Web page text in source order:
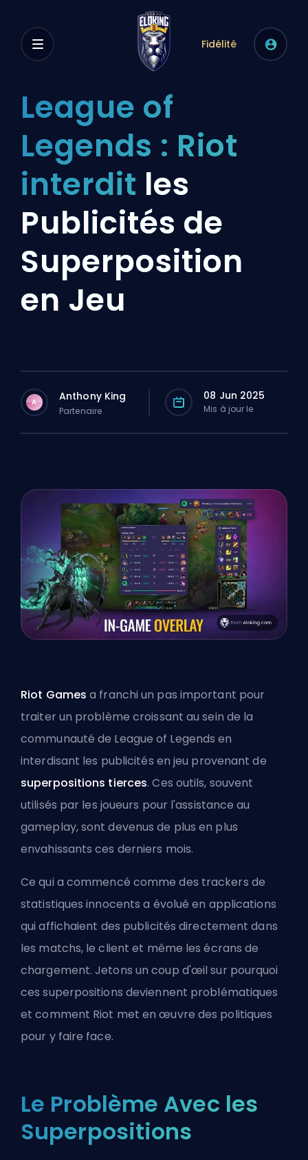
Fidélité
League of
Legends : Riot
interdit les
Publicités de
Superposition
en Jeu
A Anthony King
Partenaire
08 Jun 2025
Mis à jour le
Riot Games a franchi un pas important pour
traiter un problème croissant au sein de la
communauté de League of Legends en
interdisant les publicités en jeu provenant de
superpositions tierces. Ces outils, souvent
utilisés par les joueurs pour l'assistance au
gameplay, sont devenus de plus en plus
envahissants ces derniers mois.
Ce qui a commencé comme des trackers de
statistiques innocents a évolué en applications
qui affichaient des publicités directement dans
les matchs, le client et même les écrans de
chargement. Jetons un coup d'œil sur pourquoi
ces superpositions deviennent problématiques
et comment Riot met en œuvre des politiques
pour y faire face.
Le Problème Avec les
Superpositions